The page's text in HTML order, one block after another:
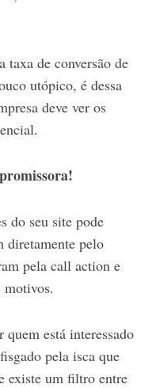
taxa de conversão de
utópico, é dessa
deve ver os
do seu site pode
diretamente pelo
pela call action e
motivos.
está interessado
pela isca que
existe um filtro entre